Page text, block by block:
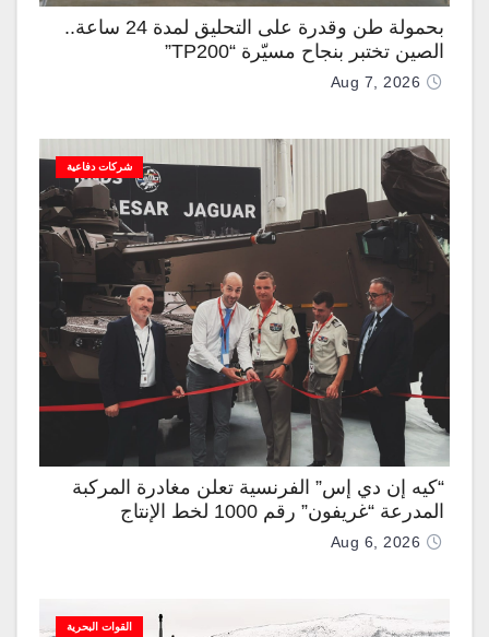
بحمولة طن وقدرة على التحليق لمدة 24 ساعة..
الصين تختبر بنجاح مسيّرة “TP200”
Aug 7, 2026
شركات دفاعية
“كيه إن دي إس” الفرنسية تعلن مغادرة المركبة
المدرعة “غريفون” رقم 1000 لخط الإنتاج
Aug 6, 2026
القوات البحرية